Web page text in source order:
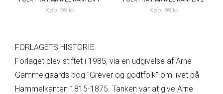
Køb: 99 kr Køb: 99 kr
FORLAGETS HISTORIE
Forlaget blev stiftet i 1985, via en udgivelse af Arne
Gammelgaards bog "Grever og godtfolk” om livet på
Hammelkanten 1815-1875. Tanken var at give Arne